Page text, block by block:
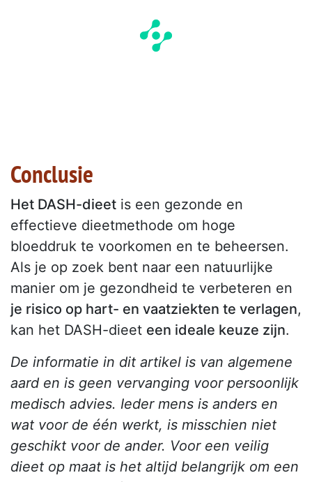
Conclusie
Het DASH-dieet is een gezonde en
effectieve dieetmethode om hoge
bloeddruk te voorkomen en te beheersen.
Als je op zoek bent naar een natuurlijke
manier om je gezondheid te verbeteren en
je risico op hart- en vaatziekten te verlagen,
kan het DASH-dieet een ideale keuze zijn.
De informatie in dit artikel is van algemene
aard en is geen vervanging voor persoonlijk
medisch advies. Ieder mens is anders en
wat voor de één werkt, is misschien niet
geschikt voor de ander. Voor een veilig
dieet op maat is het altijd belangrijk om een